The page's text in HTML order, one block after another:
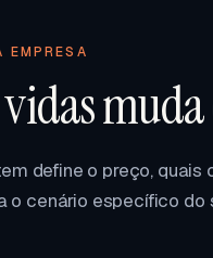
EMPRESA
muda
define o preço,
o cenário específico do